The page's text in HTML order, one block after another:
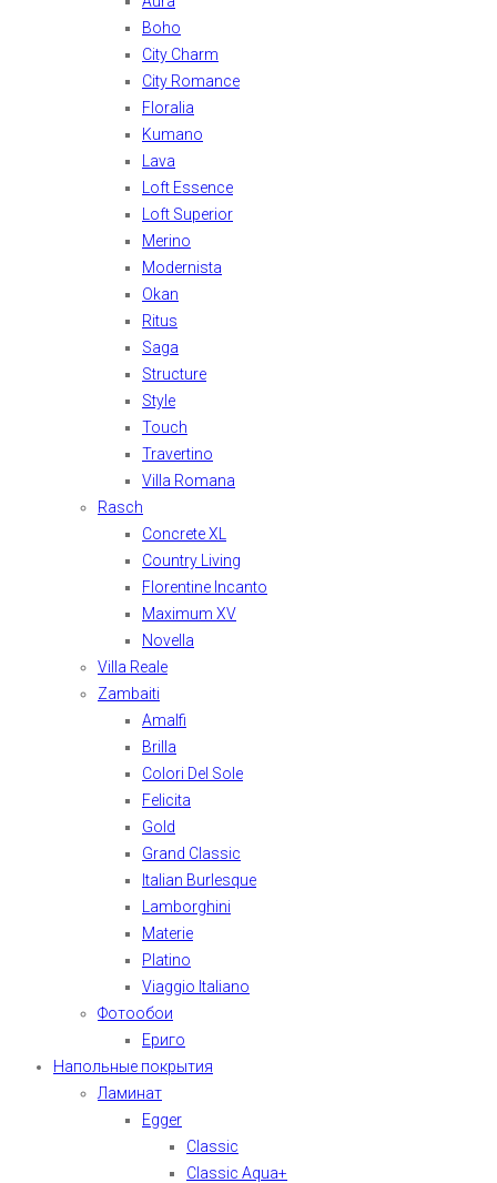
Boho
City Charm
City Romance
Floralia
Kumano
Lava
Loft Essence
Loft Superior
Merino
Modernista
Okan
Ritus
Saga
Structure
Style
Touch
Travertino
Villa Romana
Rasch
Concrete XL
Country Living
Florentine Incanto
Maximum XV
Novella
Villa Reale
Zambaiti
Amalfi
Brilla
Colori Del Sole
Felicita
Gold
Grand Classic
Italian Burlesque
Lamborghini
Materie
Platino
Viaggio Italiano
Фотообои
Ериго
Напольные покрытия
Ламинат
Egger
Classic
Classic Aqua+